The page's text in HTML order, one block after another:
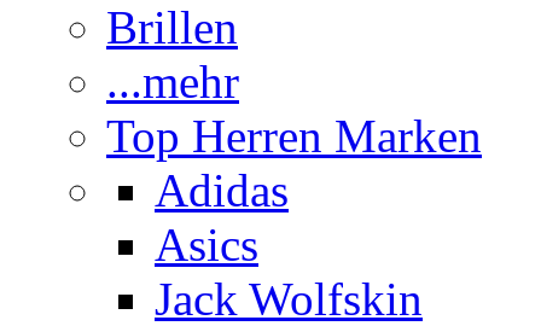
Brillen
...mehr
Top Herren Marken
Adidas
Asics
Jack Wolfskin